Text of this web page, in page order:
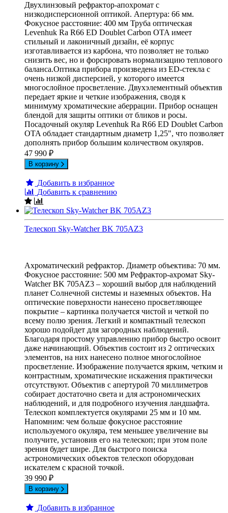
Двухлинзовый рефрактор-апохромат с
низкодисперсионной оптикой. Апертура: 66 мм.
Фокусное расстояние: 400 мм Труба оптическая
Levenhuk Ra R66 ED Doublet Carbon OTA имеет
стильный и лаконичный дизайн, её корпус
изготавливается из карбона, что позволяет не только
снизить вес, но и форсировать нормализацию теплового
баланса.Оптика прибора произведена из ЕD-стекла с
очень низкой дисперсией, у которого имеется
многослойное просветление. Двухэлементный объектив
передает яркие и четкие изображения, сводя к
минимуму хроматические аберрации. Прибор оснащен
блендой для защиты оптики от бликов и росы.
Посадочный окуляр Levenhuk Ra R66 ED Doublet Carbon
OTA обладает стандартным диаметр 1,25", что позволяет
дополнять прибор большим количеством окуляров.
47 990 ₽
В корзину
Добавить в избранное
Добавить к сравнению
Телескоп Sky-Watcher BK 705AZ3
Ахроматический рефрактор. Диаметр объектива: 70 мм.
Фокусное расстояние: 500 мм Рефрактор-ахромат Sky-
Watcher BK 705AZ3 – хороший выбор для наблюдений
планет Солнечной системы и наземных объектов. На
оптические поверхности нанесено просветляющее
покрытие – картинка получается чистой и четкой по
всему полю зрения. Легкий и компактный телескоп
хорошо подойдет для загородных наблюдений.
Благодаря простому управлению прибор быстро освоит
даже начинающий. Объектив состоит из 2 оптических
элементов, на них нанесено полное многослойное
просветление. Изображение получается ярким, четким и
контрастным, хроматические искажения практически
отсутствуют. Объектив с апертурой 70 миллиметров
собирает достаточно света и для астрономических
наблюдений, и для подробного изучения ландшафта.
Телескоп комплектуется окулярами 25 мм и 10 мм.
Напомним: чем больше фокусное расстояние
используемого окуляра, тем меньшее увеличение вы
получите, установив его на телескоп; при этом поле
зрения будет шире. Для быстрого поиска
астрономических объектов телескоп оборудован
искателем с красной точкой.
39 990 ₽
В корзину
Добавить в избранное